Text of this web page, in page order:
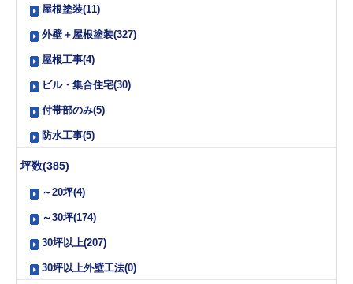
屋根塗装(11)
外壁＋屋根塗装(327)
屋根工事(4)
ビル・集合住宅(30)
付帯部のみ(5)
防水工事(5)
坪数(385)
～20坪(4)
～30坪(174)
30坪以上(207)
30坪以上外壁工法(0)